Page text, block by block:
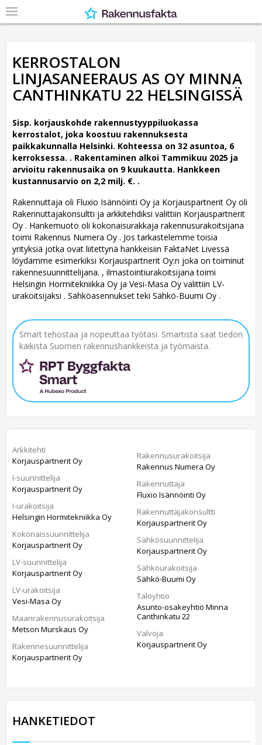
KERROSTALON
LINJASANEERAUS AS OY MINNA
CANTHINKATU 22 HELSINGISSÄ
Sisp. korjauskohde rakennustyyppiluokassa
kerrostalot, joka koostuu rakennuksesta
paikkakunnalla Helsinki. Kohteessa on 32 asuntoa, 6
kerroksessa. . Rakentaminen alkoi Tammikuu 2025 ja
arvioitu rakennusaika on 9 kuukautta. Hankkeen
kustannusarvio on 2,2 milj. €. .
Rakennuttaja oli Fluxio Isännöinti Oy ja Korjauspartnerit Oy oli
Rakennuttajakonsultti ja arkkitehdiksi valittiin Korjauspartnerit
Oy . Hankemuoto oli kokonaisurakkaja rakennusurakoitsijana
toimi Rakennus Numera Oy . Jos tarkastelemme toisia
yrityksiä jotka ovat liitettynä hankkeisiin FaktaNet Livessä
löydämme esimerkiksi Korjauspartnerit Oy:n joka on toiminut
rakennesuunnittelijana. , ilmastointiurakoitsijana toimi
Helsingin Hormitekniikka Oy ja Vesi-Masa Oy valittiin LV-
urakoitsijaksi . Sähköasennukset teki Sähkö-Buumi Oy .
Smart tehostaa ja nopeuttaa työtäsi. Smartista saat tiedon
kaikista Suomen rakennushankkeista ja työmaista.
Arkkitehti
Korjauspartnerit Oy
I-suunnittelija
Korjauspartnerit Oy
I-urakoitsija
Helsingin Hormitekniikka Oy
Kokonaissuunnittelija
Korjauspartnerit Oy
LV-suunnittelija
Korjauspartnerit Oy
LV-urakoitsija
Vesi-Masa Oy
Maanrakennusurakoitsija
Metson Murskaus Oy
Rakennesuunnittelija
Korjauspartnerit Oy
Rakennusurakoitsija
Rakennus Numera Oy
Rakennuttaja
Fluxio Isännöinti Oy
Rakennuttajakonsultti
Korjauspartnerit Oy
Sähkösuunnittelija
Korjauspartnerit Oy
Sähköurakoitsija
Sähkö-Buumi Oy
Taloyhtiö
Asunto-osakeyhtiö Minna
Canthinkatu 22
Valvoja
Korjauspartnerit Oy
HANKETIEDOT